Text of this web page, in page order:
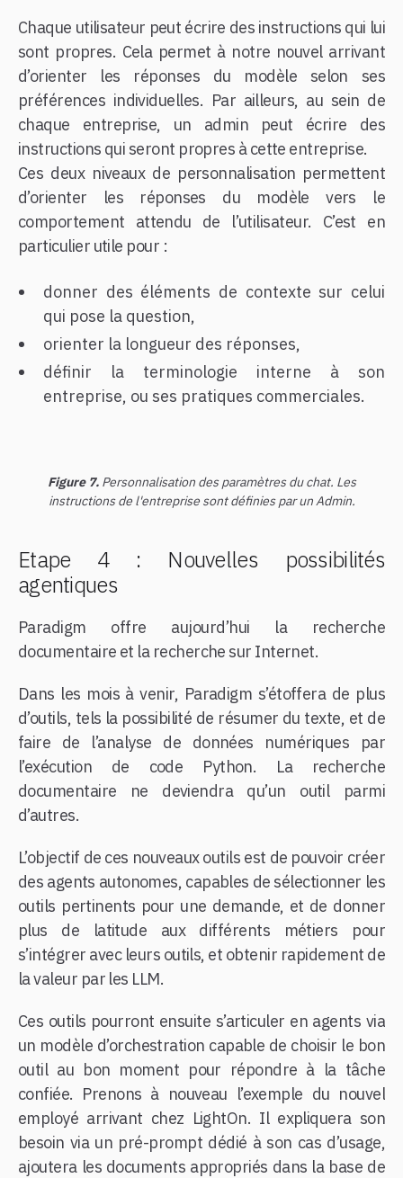
Chaque utilisateur peut écrire des instructions qui lui
sont propres. Cela permet à notre nouvel arrivant
d’orienter les réponses du modèle selon ses
préférences individuelles. Par ailleurs, au sein de
chaque entreprise, un admin peut écrire des
instructions qui seront propres à cette entreprise.
Ces deux niveaux de personnalisation permettent
d’orienter les réponses du modèle vers le
comportement attendu de l’utilisateur. C’est en
particulier utile pour :
donner des éléments de contexte sur celui
qui pose la question,
orienter la longueur des réponses,
définir la terminologie interne à son
entreprise, ou ses pratiques commerciales.
Figure 7.Personnalisation des paramètres du chat. Les
instructions de l'entreprise sont définies par un Admin.
Etape 4 : Nouvelles possibilités
agentiques
Paradigm offre aujourd’hui la recherche
documentaire et la recherche sur Internet.
Dans les mois à venir, Paradigm s’étoffera de plus
d’outils, tels la possibilité de résumer du texte, et de
faire de l’analyse de données numériques par
l’exécution de code Python. La recherche
documentaire ne deviendra qu’un outil parmi
d’autres.
L’objectif de ces nouveaux outils est de pouvoir créer
des agents autonomes, capables de sélectionner les
outils pertinents pour une demande, et de donner
plus de latitude aux différents métiers pour
s’intégrer avec leurs outils, et obtenir rapidement de
la valeur par les LLM.
Ces outils pourront ensuite s’articuler en agents via
un modèle d’orchestration capable de choisir le bon
outil au bon moment pour répondre à la tâche
confiée. Prenons à nouveau l’exemple du nouvel
employé arrivant chez LightOn. Il expliquera son
besoin via un pré-prompt dédié à son cas d’usage,
ajoutera les documents appropriés dans la base de